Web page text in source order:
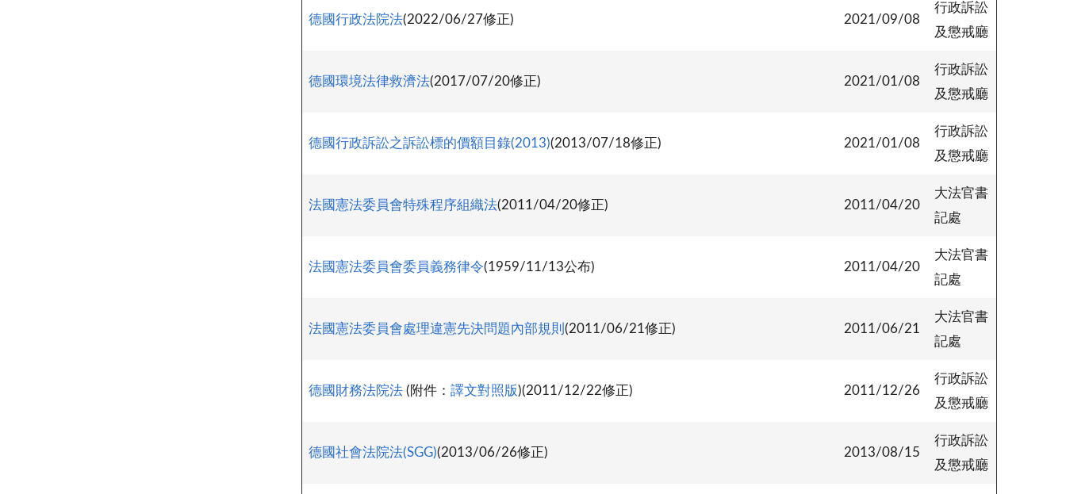
德國行政法院法(2022/06/27修正) 2021/09/08
行政訴訟
及懲戒廳
德國環境法律救濟法(2017/07/20修正) 2021/01/08
行政訴訟
及懲戒廳
德國行政訴訟之訴訟標的價額目錄(2013)(2013/07/18修正) 2021/01/08
行政訴訟
及懲戒廳
法國憲法委員會特殊程序組織法(2011/04/20修正) 2011/04/20
大法官書
記處
法國憲法委員會委員義務律令(1959/11/13公布) 2011/04/20
大法官書
記處
法國憲法委員會處理違憲先決問題內部規則(2011/06/21修正) 2011/06/21
大法官書
記處
德國財務法院法 (附件：譯文對照版)(2011/12/22修正) 2011/12/26
行政訴訟
及懲戒廳
德國社會法院法(SGG)(2013/06/26修正) 2013/08/15
行政訴訟
及懲戒廳